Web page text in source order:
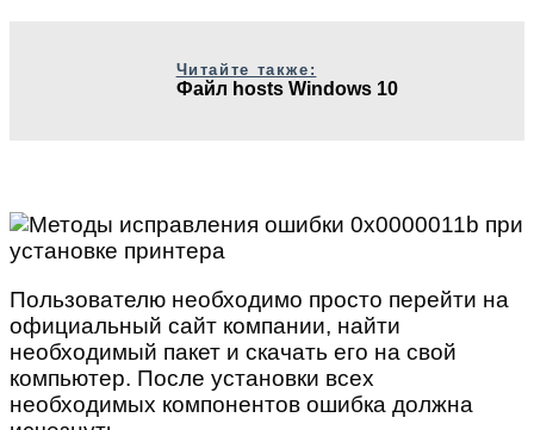
Читайте также:
Файл hosts Windows 10
Пользователю необходимо просто перейти на
официальный сайт компании, найти
необходимый пакет и скачать его на свой
компьютер. После установки всех
необходимых компонентов ошибка должна